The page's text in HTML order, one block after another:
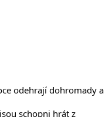
odehrají dohromady a
schopni hrát z